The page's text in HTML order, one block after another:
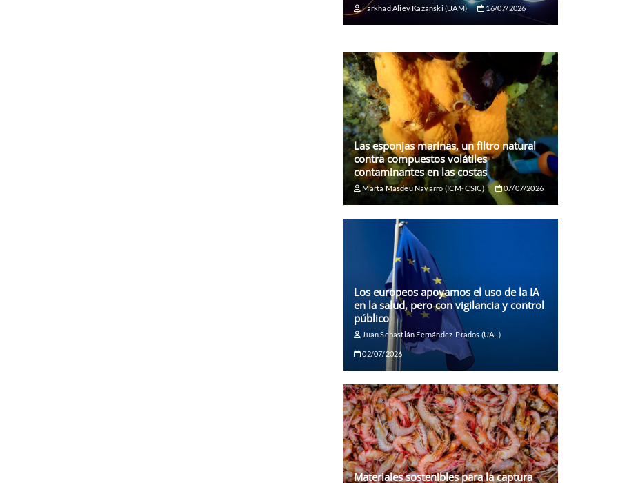
Farkhad Aliev Kazanski (UAM) 16/07/2026
Las esponjas marinas, un filtro natural
contra compuestos volátiles
contaminantes en las costas
Marta Masdeu Navarro (ICM-CSIC) 07/07/2026
Los europeos apoyamos el uso de la IA
en la salud, pero con vigilancia y control
público
Juan Sebastián Fernández-Prados (UAL)
02/07/2026
Materiales sostenibles para la captura